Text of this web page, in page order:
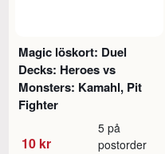
Magic löskort: Duel
Decks: Heroes vs
Monsters: Kamahl, Pit
Fighter
10 kr
5 på
postorder